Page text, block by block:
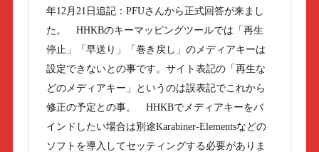
年12月21日追記：PFUさんから正式回答が来まし
た。 HHKBのキーマッピングツールでは「再生
停止」「早送り」「巻き戻し」のメディアキーは
設定できないとの事です。サイト表記の「再生な
どのメディアキー」というのは誤表記でこれから
修正の予定との事。 HHKBでメディアキーをバ
インドしたい場合は別途Karabiner-Elementsなどの
ソフトを導入してセッティングする必要がありま